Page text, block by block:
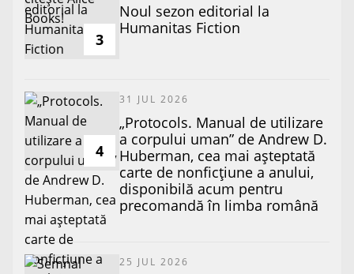
3
​Noul sezon editorial la
Humanitas Fiction
4
31 JUL 2026
„Protocols. Manual de utilizare
a corpului uman” de Andrew D.
Huberman, cea mai așteptată
carte de nonficțiune a anului,
disponibilă acum pentru
precomandă în limba română
25 JUL 2026